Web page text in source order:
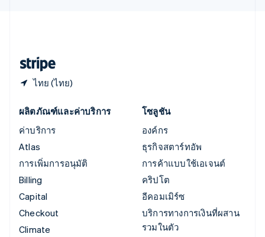
ไทย (ไทย)
ผลิตภัณฑ์และค่าบริการ
ค่าบริการ
Atlas
การเพิ่มการอนุมัติ
Billing
Capital
Checkout
Climate
โซลูชัน
องค์กร
ธุรกิจสตาร์ทอัพ
การค้าแบบใช้เอเจนต์
คริปโต
อีคอมเมิร์ซ
บริการทางการเงินที่ผสาน
รวมในตัว